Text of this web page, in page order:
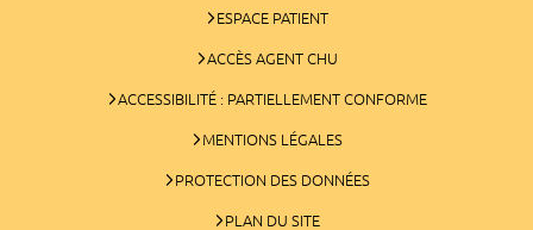
ESPACE PATIENT
ACCÈS AGENT CHU
ACCESSIBILITÉ : PARTIELLEMENT CONFORME
MENTIONS LÉGALES
PROTECTION DES DONNÉES
PLAN DU SITE